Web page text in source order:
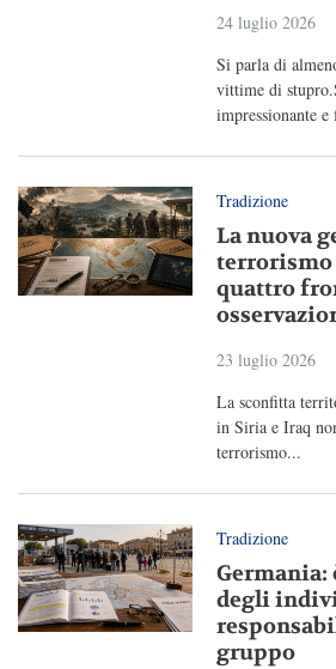
24 luglio 2026
Si parla di
vittime di
impressionante e
Tradizione
La nuova
quattro
23 luglio 2026
La sconfitta
in Siria e Iraq
terrorismo...
Tradizione
Germania:
degli
gruppo